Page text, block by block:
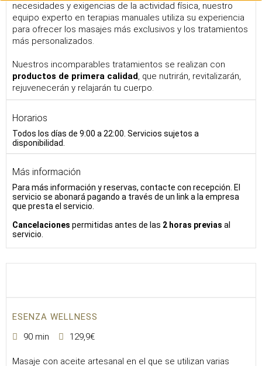
necesidades y exigencias de la actividad física, nuestro
equipo experto en terapias manuales utiliza su experiencia
para ofrecer los masajes más exclusivos y los tratamientos
más personalizados.
Nuestros incomparables tratamientos se realizan con
productos de primera calidad, que nutrirán, revitalizarán,
rejuvenecerán y relajarán tu cuerpo.
Horarios
Todos los días de 9:00 a 22:00. Servicios sujetos a
disponibilidad.
Más información
Para más información y reservas, contacte con recepción. El
servicio se abonará pagando a través de un link a la empresa
que presta el servicio.
Cancelaciones permitidas antes de las 2 horas previas al
servicio.
ESENZA WELLNESS
90 min
129,9€
Masaje con aceite artesanal en el que se utilizan varias